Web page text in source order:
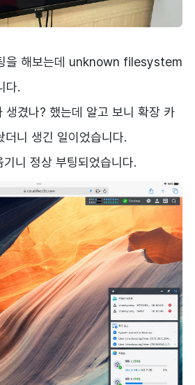
을 해보는데 unknown filesystem
다.
생겼나? 했는데 알고 보니 확장 카
니 생긴 일이었습니다.
니 정상 부팅되었습니다.